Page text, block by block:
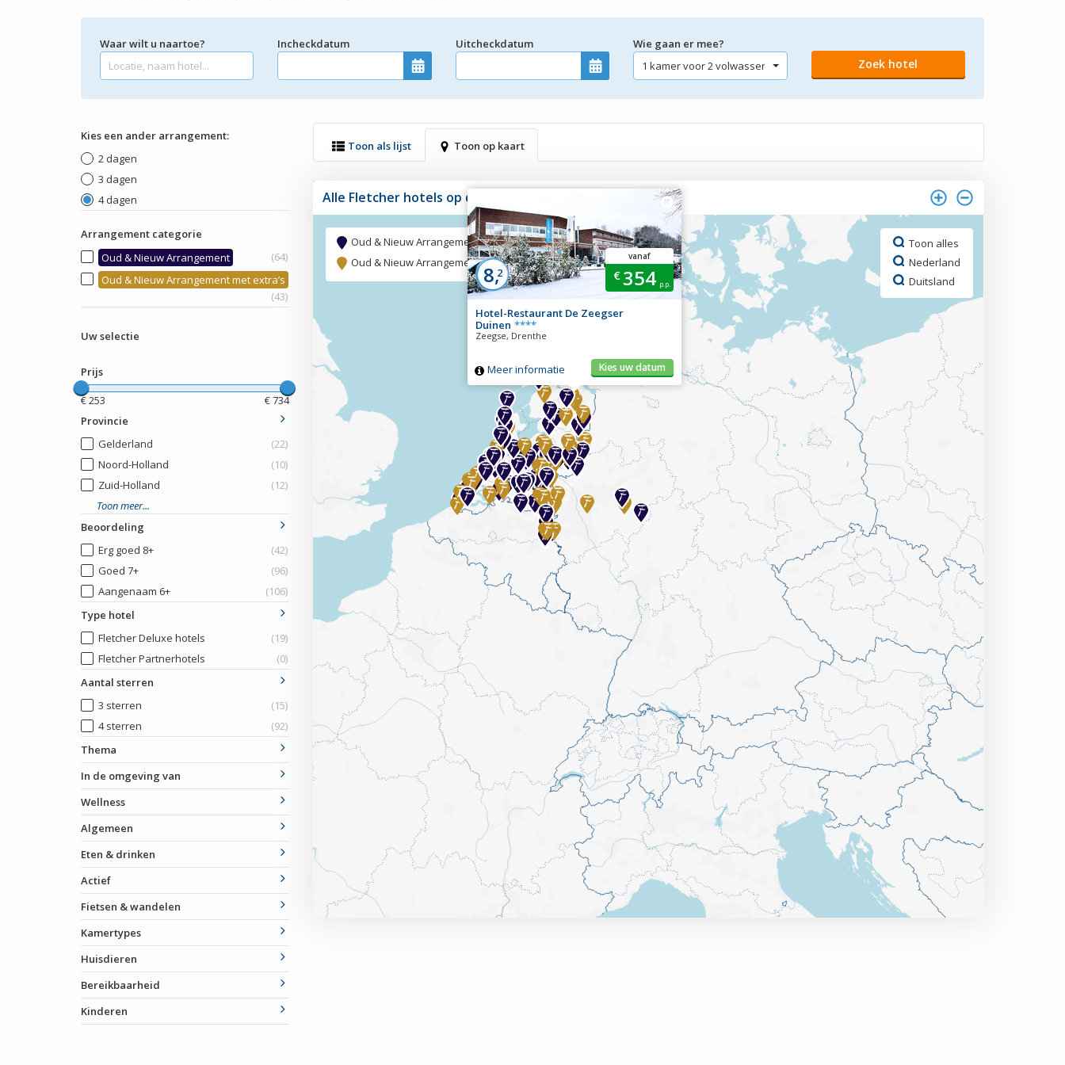
Waar wilt u naartoe? Incheckdatum Uitcheckdatum Wie gaan er mee?
Kies een ander arrangement:
2 dagen
3 dagen
4 dagen
Arrangement categorie
Oud & Nieuw Arrangement
(64)
Oud & Nieuw Arrangement met extra’s
(43)
Uw selectie
Prijs
€253 €734
Provincie
Gelderland
(22)
Noord-Holland
(10)
Zuid-Holland
(12)
Toon meer...
Beoordeling
Erg goed 8+
(42)
Goed 7+
(96)
Aangenaam 6+
(106)
Type hotel
Fletcher Deluxe hotels
(19)
Fletcher Partnerhotels
(0)
Aantal sterren
3 sterren
(15)
4 sterren
(92)
Thema
In de omgeving van
Wellness
Algemeen
Eten & drinken
Actief
Fietsen & wandelen
Kamertypes
Huisdieren
Bereikbaarheid
Kinderen
Toon als lijst Toon op kaart
Alle Fletcher hotels op de kaart
8,2
vanaf
€ 354 p.p.
Hotel-Restaurant De Zeegser
Duinen ****
Zeegse, Drenthe
Meer informatie Kies uw datum
Oud & Nieuw Arrangement
Oud & Nieuw Arrangement met extra’s
Toon alles
Nederland
Duitsland